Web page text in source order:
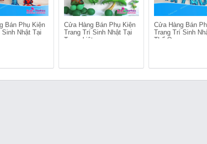
Bán Phụ Kiện
Nhật Tại
Cửa Hàng Bán Phụ Kiện
Trang Trí Sinh Nhật Tại
Trung Liệt
Cửa Hàng Bán
Trang Trí Sinh
Thổ Quan